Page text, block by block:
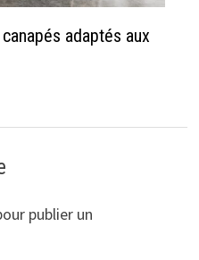
adaptés aux
publier un